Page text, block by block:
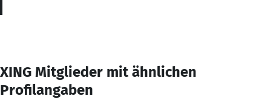
XING Mitglieder mit ähnlichen
Profilangaben